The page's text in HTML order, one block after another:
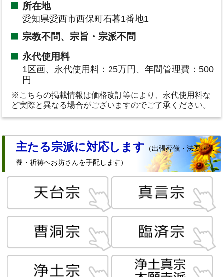
所在地
愛知県愛西市西保町石暮1番地1
宗教不問、宗旨・宗派不問
永代使用料
1区画、永代使用料：25万円、年間管理費：500
円
※こちらの掲載情報は価格改訂等により、永代使用料な
ど実際と異なる場合がございますのでご了承ください。
主たる宗派に対応します （出張葬儀・法要・供
養・祈祷へお坊さんを手配します）